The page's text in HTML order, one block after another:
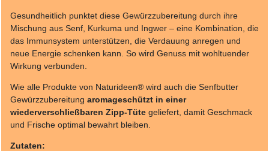
Gesundheitlich punktet diese Gewürzzubereitung durch ihre
Mischung aus Senf, Kurkuma und Ingwer – eine Kombination, die
das Immunsystem unterstützen, die Verdauung anregen und
neue Energie schenken kann. So wird Genuss mit wohltuender
Wirkung verbunden.
Wie alle Produkte von Naturideen® wird auch die Senfbutter
Gewürzzubereitung aromageschützt in einer
wiederverschließbaren Zipp-Tüte geliefert, damit Geschmack
und Frische optimal bewahrt bleiben.
Zutaten: